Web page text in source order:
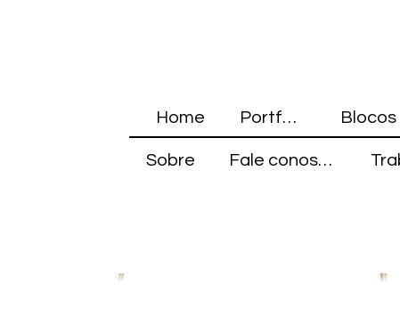
Home Portfólio
Sobre Fale conosco